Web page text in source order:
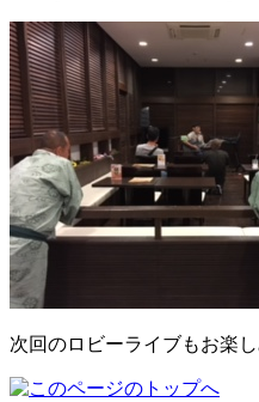
次回のロビーライブもお楽